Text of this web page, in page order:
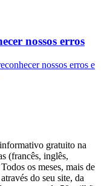
nossos erros
nossos erros e
gratuito na
(francês, inglês,
os meses, mais de
do seu site, da